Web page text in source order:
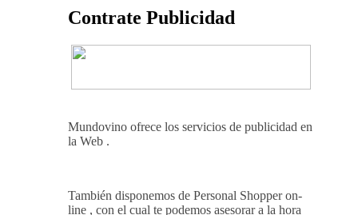
EXPERIENCIA SENSORIAL ÚNICA
HARMONY COLLECTION
Contrate Publicidad
Mundovino ofrece los servicios de publicidad en
la Web .